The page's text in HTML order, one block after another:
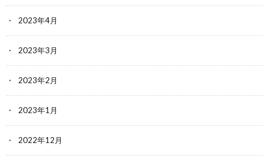
2023年4月
2023年3月
2023年2月
2023年1月
2022年12月